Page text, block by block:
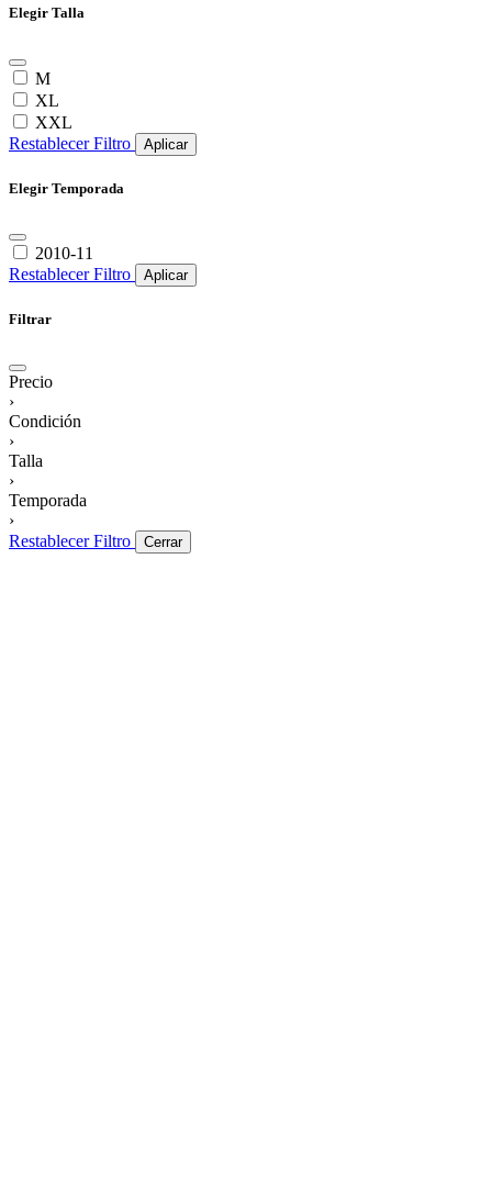
Elegir Talla
M
XL
XXL
Restablecer Filtro
Aplicar
Elegir Temporada
2010-11
Restablecer Filtro
Aplicar
Filtrar
Precio
›
Condición
›
Talla
›
Temporada
›
Restablecer Filtro
Cerrar